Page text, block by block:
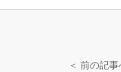
＜ 前の記